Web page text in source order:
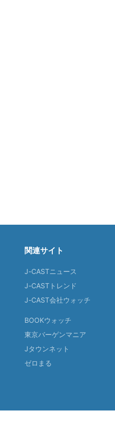
関連サイト
J-CASTニュース
J-CASTトレンド
J-CAST会社ウォッチ
BOOKウォッチ
東京バーゲンマニア
Jタウンネット
ゼロまる